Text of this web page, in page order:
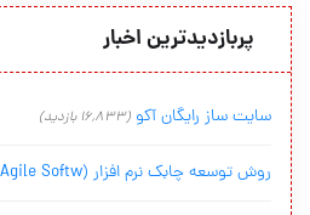
پربازدیدترین اخبار
سایت ساز رایگان آکو (16,833 بازدید)
روش توسعه چابک نرم افزار (Agile Softw...